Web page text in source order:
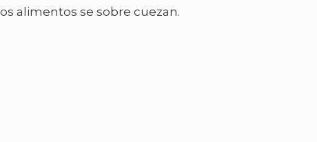
alimentos se sobre cuezan.